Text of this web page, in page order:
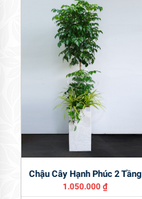
Chậu Cây Hạnh Phúc 2 Tầng
1.050.000 ₫